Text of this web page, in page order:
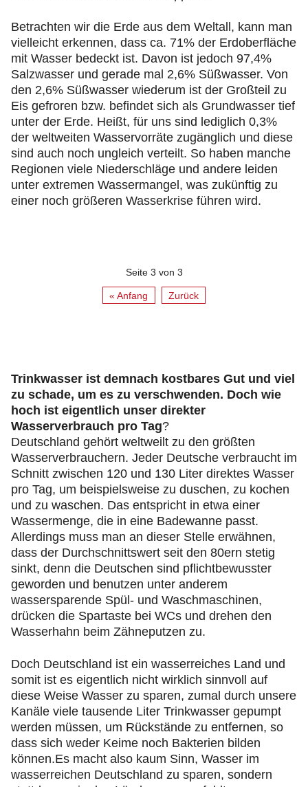
Betrachten wir die Erde aus dem Weltall, kann man
vielleicht erkennen, dass ca. 71% der Erdoberfläche
mit Wasser bedeckt ist. Davon ist jedoch 97,4%
Salzwasser und gerade mal 2,6% Süßwasser. Von
den 2,6% Süßwasser wiederum ist der Großteil zu
Eis gefroren bzw. befindet sich als Grundwasser tief
unter der Erde. Heißt, für uns sind lediglich 0,3%
der weltweiten Wasservorräte zugänglich und diese
sind auch noch ungleich verteilt. So haben manche
Regionen viele Niederschläge und andere leiden
unter extremen Wassermangel, was zukünftig zu
einer noch größeren Wasserkrise führen wird.
Seite 3 von 3
« Anfang Zurück
Trinkwasser ist demnach kostbares Gut und viel
zu schade, um es zu verschwenden. Doch wie
hoch ist eigentlich unser direkter
Wasserverbrauch pro Tag?
Deutschland gehört weltweilt zu den größten
Wasserverbrauchern. Jeder Deutsche verbraucht im
Schnitt zwischen 120 und 130 Liter direktes Wasser
pro Tag, um beispielsweise zu duschen, zu kochen
und zu waschen. Das entspricht in etwa einer
Wassermenge, die in eine Badewanne passt.
Allerdings muss man an dieser Stelle erwähnen,
dass der Durchschnittswert seit den 80ern stetig
sinkt, denn die Deutschen sind pflichtbewusster
geworden und benutzen unter anderem
wassersparende Spül- und Waschmaschinen,
drücken die Spartaste bei WCs und drehen den
Wasserhahn beim Zähneputzen zu.
Doch Deutschland ist ein wasserreiches Land und
somit ist es eigentlich nicht wirklich sinnvoll auf
diese Weise Wasser zu sparen, zumal durch unsere
Kanäle viele tausende Liter Trinkwasser gepumpt
werden müssen, um Rückstände zu entfernen, so
dass sich weder Keime noch Bakterien bilden
können.Es macht also kaum Sinn, Wasser im
wasserreichen Deutschland zu sparen, sondern